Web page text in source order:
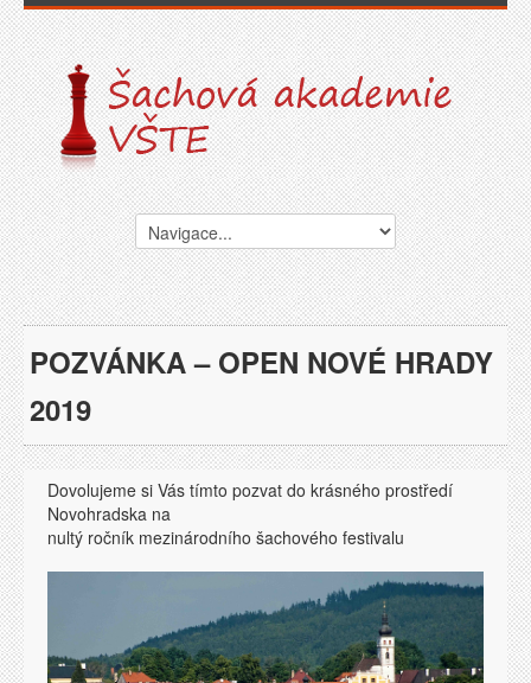
POZVÁNKA – OPEN NOVÉ HRADY
2019
Dovolujeme si Vás tímto pozvat do krásného prostředí
Novohradska na
nultý ročník mezinárodního šachového festivalu